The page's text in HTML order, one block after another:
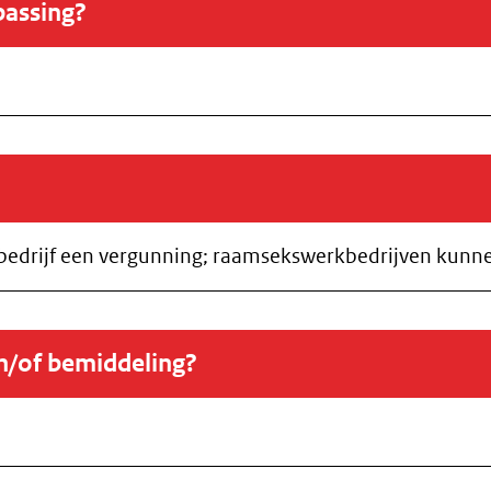
een vergunning; raamsekswerkbedrijven
of bemiddeling?